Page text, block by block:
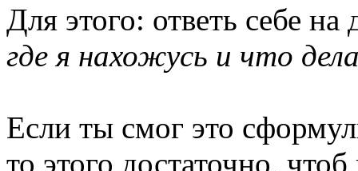
Для этого: ответь себе
где я нахожусь и что
Если ты смог это
то этого достаточно, чтоб